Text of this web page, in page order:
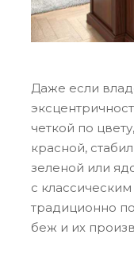
Даже если
четкой по
красной,
зеленой или
с
традиционно
беж и их